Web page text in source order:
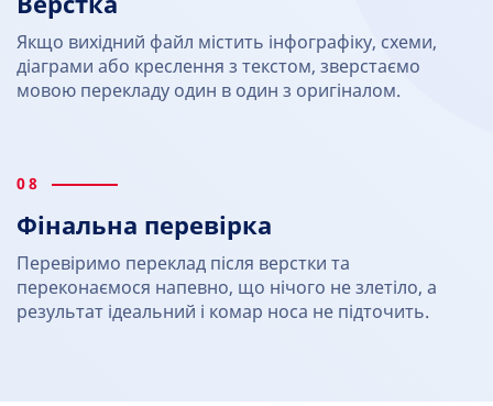
Якщо вихідний файл містить інфографіку, схеми,
діаграми або креслення з текстом, зверстаємо
мовою перекладу один в один з оригіналом.
08
Фінальна перевірка
Перевіримо переклад після верстки та
переконаємося напевно, що нічого не злетіло, а
результат ідеальний і комар носа не підточить.